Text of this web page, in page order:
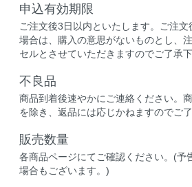
申込有効期限
ご注文後3日以内といたします。ご注
場合は、購入の意思がないものとし、
セルとさせていただきますのでご了承
不良品
商品到着後速やかにご連絡ください。
を除き、返品には応じかねますのでご
販売数量
各商品ページにてご確認ください。(予
場合もございます。)